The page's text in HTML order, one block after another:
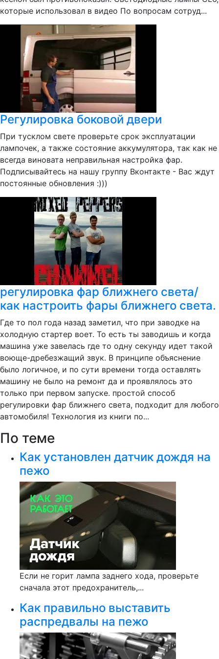
которые использовал в видео По вопросам сотруд...
Регулировка боковой двери
При тусклом свете проверьте срок эксплуатации
лампочек, а также состояние аккумулятора, так как не
всегда виновата неправильная настройка фар.
Подписывайтесь на нашу группу Вконтакте - Вас ждут
постоянные обновления :)))
регулировка фар ближнего света/
как настроить фары ближнего света.
Где то пол года назад заметил, что при заводке на
холодную стартер воет. То есть ты заводишь и когда
машина уже завелась где то одну секунду идет такой
воюще-дребезжащий звук. В принципе объяснение
было логичное, и по сути времени тогда оставлять
машину не было на ремонт да и проявлялось это
только при первом запуске. простой способ
регулировки фар ближнего света, подходит для любого
автомобиля! Технология из книги по...
По теме
Как установлен датчик дождя на
пежо
Если не горит лампа заднего хода, проверьте
сначала этот предохранитель,...
Как правильно выставить
распредвалы на пежо